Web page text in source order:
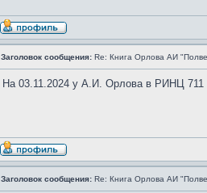
Заголовок сообщения: Re: Книга Орлова АИ
На 03.11.2024 у А.И. Орлова в РИНЦ 711
Заголовок сообщения: Re: Книга Орлова АИ